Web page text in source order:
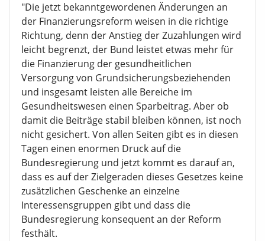
"Die jetzt bekanntgewordenen Änderungen an
der Finanzierungsreform weisen in die richtige
Richtung, denn der Anstieg der Zuzahlungen wird
leicht begrenzt, der Bund leistet etwas mehr für
die Finanzierung der gesundheitlichen
Versorgung von Grundsicherungsbeziehenden
und insgesamt leisten alle Bereiche im
Gesundheitswesen einen Sparbeitrag. Aber ob
damit die Beiträge stabil bleiben können, ist noch
nicht gesichert. Von allen Seiten gibt es in diesen
Tagen einen enormen Druck auf die
Bundesregierung und jetzt kommt es darauf an,
dass es auf der Zielgeraden dieses Gesetzes keine
zusätzlichen Geschenke an einzelne
Interessensgruppen gibt und dass die
Bundesregierung konsequent an der Reform
festhält.